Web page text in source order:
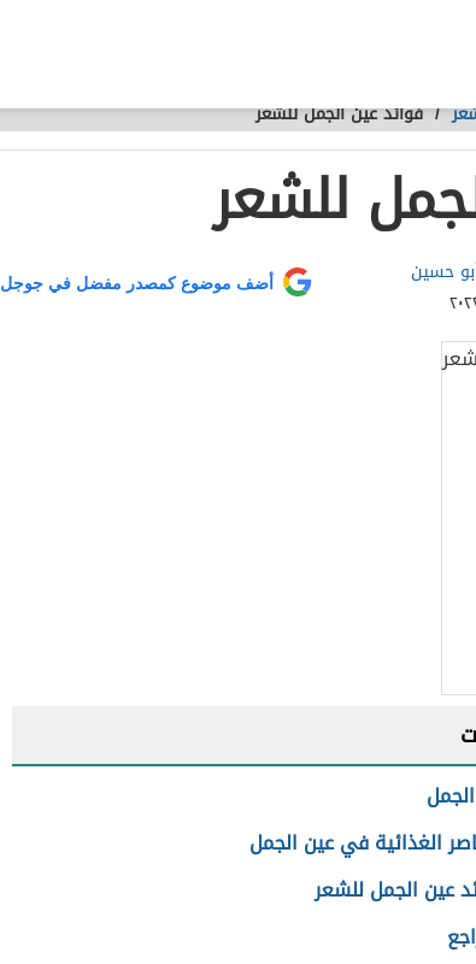
/فوائد عين الجمل للشعر
للشعر
حسين
أضف موضوع كمصدر مفضل في جوجل
الغذائية في عين الجمل
عين الجمل للشعر